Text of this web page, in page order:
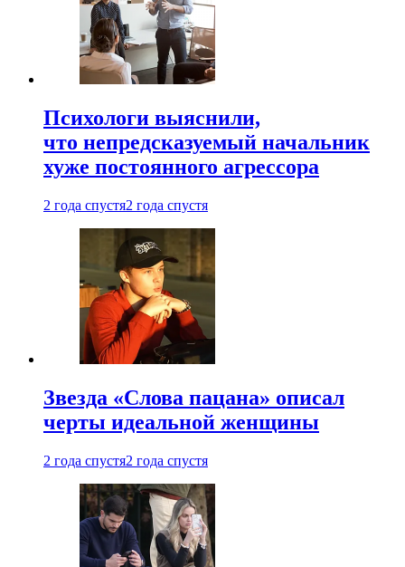
Психологи выяснили,
что непредсказуемый начальник
хуже постоянного агрессора
2 года спустя2 года спустя
Звезда «Слова пацана» описал
черты идеальной женщины
2 года спустя2 года спустя